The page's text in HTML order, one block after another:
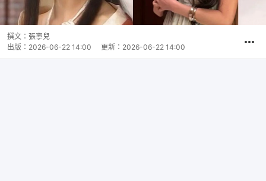
撰文： 張寧兒
出版： 2026-06-22 14:00 更新： 2026-06-22 14:00